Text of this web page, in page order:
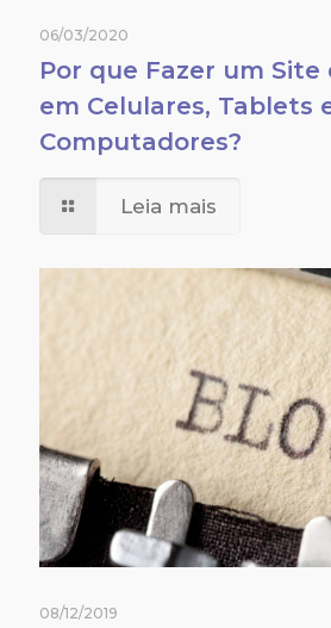
06/03/2020
Por que Fazer um
em Celulares, Tablets
Computadores?
Leia mais
08/12/2019